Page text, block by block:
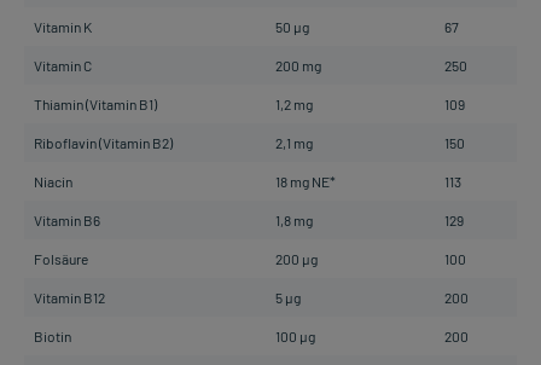
Vitamin K 50 µg 67
Vitamin C 200 mg 250
Thiamin (Vitamin B1) 1,2 mg 109
Riboflavin (Vitamin B2) 2,1 mg 150
Niacin 18 mg NE* 113
Vitamin B6 1,8 mg 129
Folsäure 200 µg 100
Vitamin B12 5 µg 200
Biotin 100 µg 200